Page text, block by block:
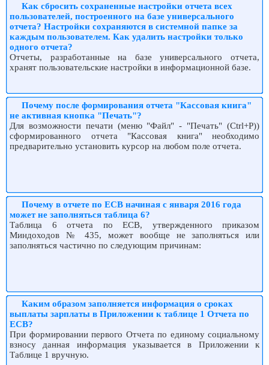
Как сбросить сохраненные настройки отчета всех
пользователей, построенного на базе универсального
отчета? Настройки сохраняются в системной папке за
каждым пользователем. Как удалить настройки только
одного отчета?
Отчеты, разработанные на базе универсального отчета,
хранят пользовательские настройки в информационной базе.
Почему после формирования отчета "Кассовая книга"
не активная кнопка "Печать"?
Для возможности печати (меню "Файл" - "Печать" (Ctrl+P))
сформированного отчета "Кассовая книга" необходимо
предварительно установить курсор на любом поле отчета.
Почему в отчете по ЕСВ начиная с января 2016 года
может не заполняться таблица 6?
Таблица 6 отчета по ЕСВ, утвержденного приказом
Миндоходов № 435, может вообще не заполняться или
заполняться частично по следующим причинам:
Каким образом заполняется информация о сроках
выплаты зарплаты в Приложении к таблице 1 Отчета по
ЕСВ?
При формировании первого Отчета по единому социальному
взносу данная информация указывается в Приложении к
Таблице 1 вручную.